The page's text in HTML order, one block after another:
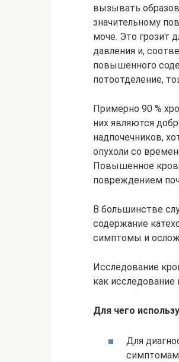
вызывать
значительному
моче. Это грозит
давления и,
повышенного
потоотделение,
Примерно 90 %
них являются
надпочечников,
опухоли со
Повышенное
повреждением
В большинстве
содержание
симптомы и
Исследование
как
Для чего
Для